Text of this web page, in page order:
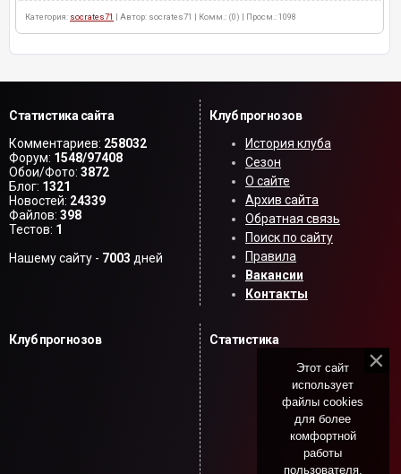
Категория: socrates71 | Автор: socrates71 | Комм.: (0) | Просм.: 1098
Статистика сайта
Комментариев: 258032
Форум: 1548/97408
Обои/Фото: 3872
Блог: 1321
Новостей: 24339
Файлов: 398
Тестов: 1
Нашему сайту - 7003 дней
Клуб прогнозов
История клуба
Сезон
О сайте
Архив сайта
Обратная связь
Поиск по сайту
Правила
Вакансии
Контакты
Клуб прогнозов Статистика
Этот сайт
использует
файлы cookies
для более
комфортной
работы
пользователя.